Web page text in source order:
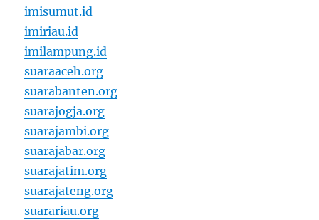
imisumut.id
imiriau.id
imilampung.id
suaraaceh.org
suarabanten.org
suarajogja.org
suarajambi.org
suarajabar.org
suarajatim.org
suarajateng.org
suarariau.org